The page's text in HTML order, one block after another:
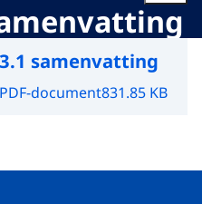
samenvatting
PDF-document831.85 KB